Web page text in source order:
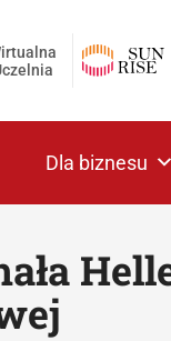
Dla biznesu